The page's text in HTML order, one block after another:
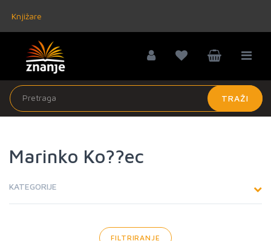
Knjižare
TRAŽI
Marinko Ko??ec
KATEGORIJE
FILTRIRANJE